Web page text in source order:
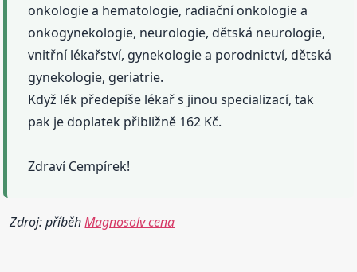
onkologie a hematologie, radiační onkologie a
onkogynekologie, neurologie, dětská neurologie,
vnitřní lékařství, gynekologie a porodnictví, dětská
gynekologie, geriatrie.
Když lék předepíše lékař s jinou specializací, tak
pak je doplatek přibližně 162 Kč.
Zdraví Cempírek!
Zdroj: příběhMagnosolv cena